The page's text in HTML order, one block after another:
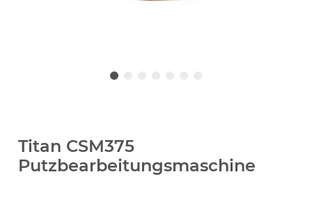
Titan CSM375
Putzbearbeitungsmaschine